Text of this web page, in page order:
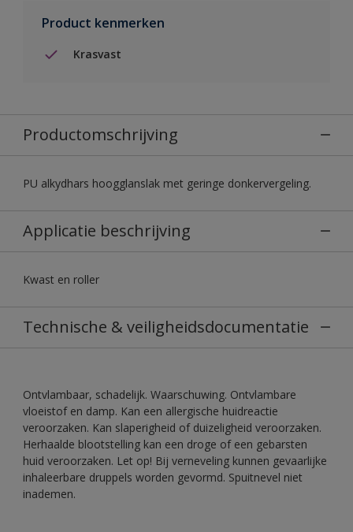
Product kenmerken
Krasvast
Productomschrijving
PU alkydhars hoogglanslak met geringe donkervergeling.
Applicatie beschrijving
Kwast en roller
Technische & veiligheidsdocumentatie
Ontvlambaar, schadelijk. Waarschuwing. Ontvlambare
vloeistof en damp. Kan een allergische huidreactie
veroorzaken. Kan slaperigheid of duizeligheid veroorzaken.
Herhaalde blootstelling kan een droge of een gebarsten
huid veroorzaken. Let op! Bij verneveling kunnen gevaarlijke
inhaleerbare druppels worden gevormd. Spuitnevel niet
inademen.